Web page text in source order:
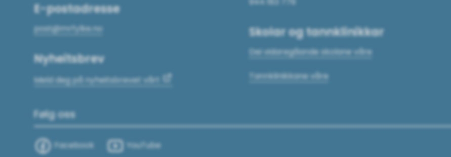
E-postadresse
post@mrfylke.no
Nyheitsbrev
Meld deg på nyheitsbrevet vårt
Skolar og tannklinikkar
Dei vidaregåande skolane våre
Tannklinikkane våre
Følg oss
Facebook YouTube